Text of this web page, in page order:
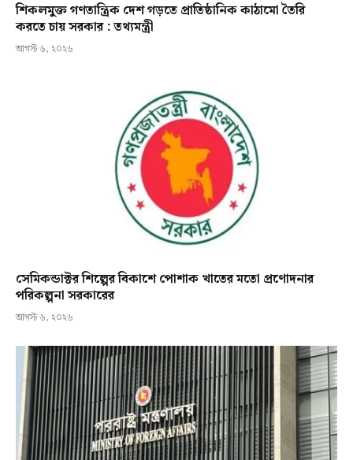
শিকলমুক্ত গণতান্ত্রিক দেশ গড়তে প্রাতিষ্ঠানিক কাঠামো তৈরি
করতে চায় সরকার : তথ্যমন্ত্রী
আগস্ট ৬, ২০২৬
সেমিকন্ডাক্টর শিল্পের বিকাশে পোশাক খাতের মতো প্রণোদনার
পরিকল্পনা সরকারের
আগস্ট ৬, ২০২৬